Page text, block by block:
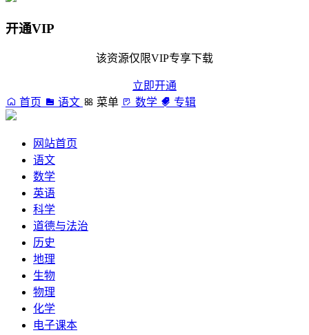
开通VIP
该资源仅限VIP专享下载
立即开通
首页
语文 菜单 数学 专辑
网站首页
语文
数学
英语
科学
道德与法治
历史
地理
生物
物理
化学
电子课本